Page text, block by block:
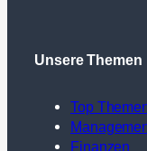
Unsere Themen
Top
Finanzen